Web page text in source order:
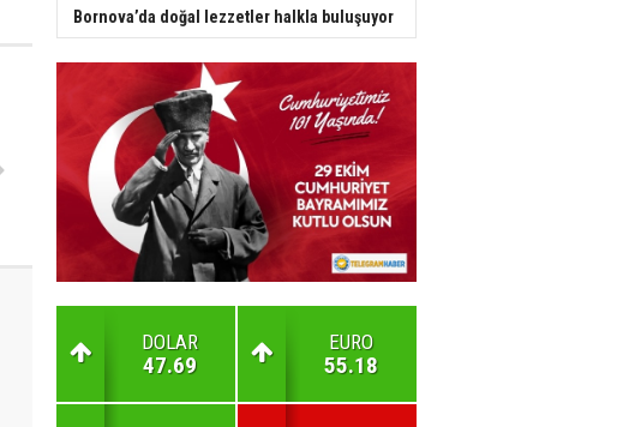
Bornova’da doğal lezzetler halkla buluşuyor
DOLAR
47.69
EURO
55.18